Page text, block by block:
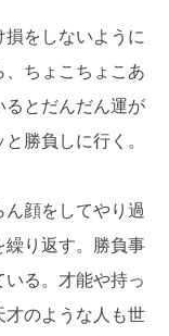
損をしないように
、ちょこちょこあ
るとだんだん運が
勝負しに行く。
顔をしてやり過
繰り返す。勝負事
る。才能や持っ
才のような人も世